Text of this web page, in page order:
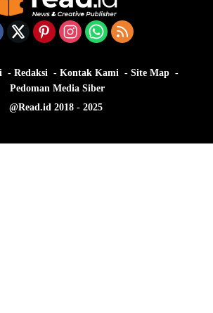
Redaksi Kontak Kami
Site Map
Pedoman Media Siber
@Read.id 2018 - 2025